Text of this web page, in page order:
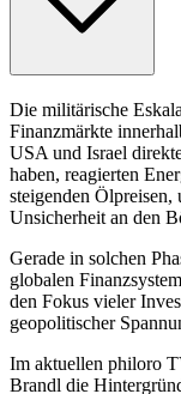
Die militärische
Finanzmärkte
USA und Israel
haben, reagierten
steigenden
Unsicherheit an den
Gerade in solchen
globalen
den Fokus vieler
geopolitischer
Im aktuellen philoro
Brandl die